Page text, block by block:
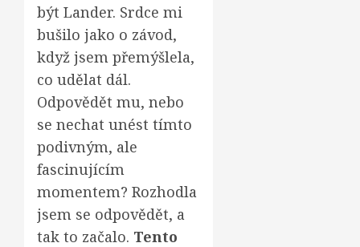
být Lander. Srdce mi
bušilo jako o závod,
když jsem přemýšlela,
co udělat dál.
Odpovědět mu, nebo
se nechat unést tímto
podivným, ale
fascinujícím
momentem? Rozhodla
jsem se odpovědět, a
tak to začalo. Tento